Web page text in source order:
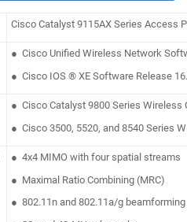
Cisco Catalyst 9115AX Series Access
● Cisco Unified Wireless Network
● Cisco IOS ® XE Software Release
● Cisco Catalyst 9800 Series Wireless
● Cisco 3500, 5520, and 8540 Series
● 4x4 MIMO with four spatial streams
● Maximal Ratio Combining (MRC)
● 802.11n and 802.11a/g beamforming